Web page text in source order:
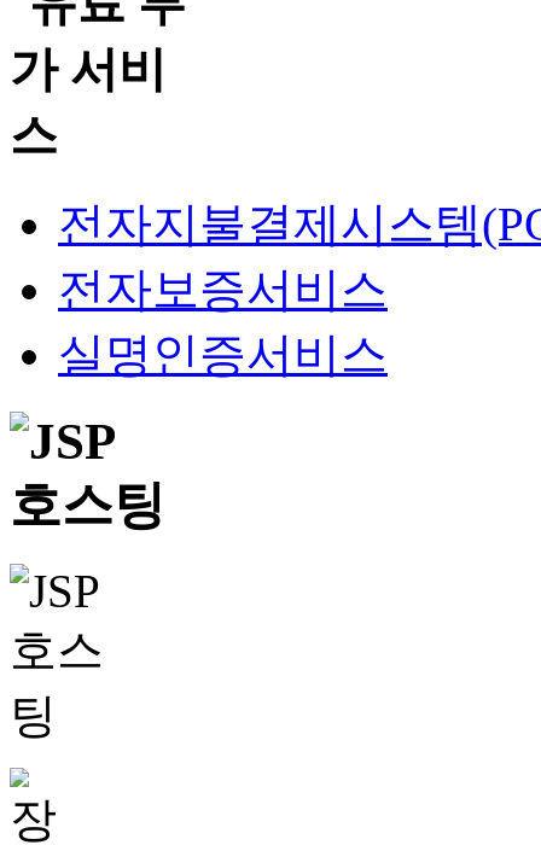
전자지불결제시스템
전자보증서비스
실명인증서비스